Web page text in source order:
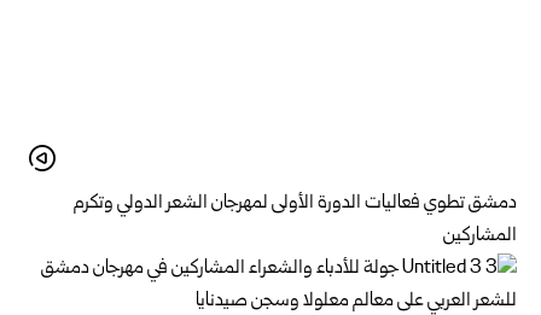
دمشق تطوي فعاليات الدورة الأولى لمهرجان الشعر الدولي وتكرم
المشاركين